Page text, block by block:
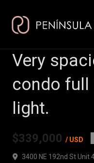
Very
condo full
light.
$339,000 / USD
3400 NE 192nd St Unit